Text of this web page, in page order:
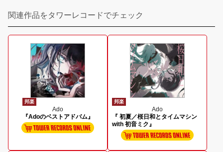
関連作品をタワーレコードでチェック
邦楽
Ado
『Adoのベストアドバム』
邦楽
Ado
『 初夏／桜日和とタイムマシン
with 初音ミク』